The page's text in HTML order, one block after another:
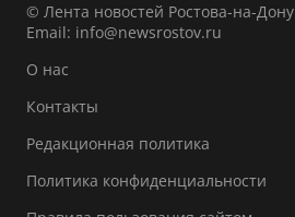
© Лента новостей Ростова-на-Дону
Email: info@newsrostov.ru
О нас
Контакты
Редакционная политика
Политика конфиденциальности